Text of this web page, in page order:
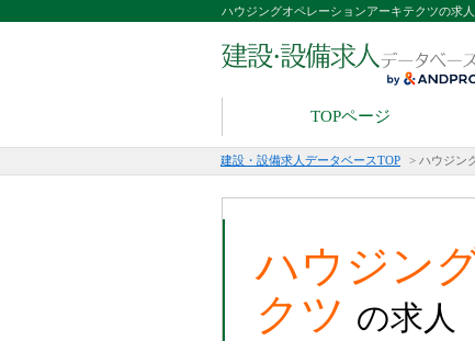
ハウジングオペレーションアーキテクツの求
TOPページ
建設・設備求人データベースTOP > ハウジン
ハウジン
クツ の求人